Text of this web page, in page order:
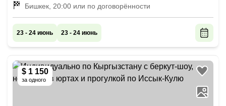
Бишкек, 20:00 или по договорённости
23 - 24 июнь 23 - 24 июнь
$ 1 150
за одного